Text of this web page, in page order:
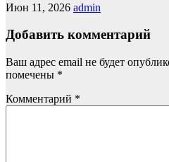
Июн 11, 2026 admin
Добавить комментарий
Ваш адрес email не будет
помечены *
Комментарий *